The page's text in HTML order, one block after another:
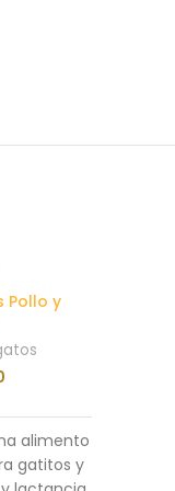
Pollo y
alimento
gatitos y